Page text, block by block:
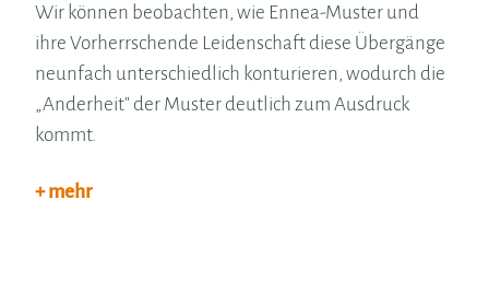
Wir können beobachten, wie Ennea-Muster und
ihre Vorherrschende Leidenschaft diese Übergänge
neunfach unterschiedlich konturieren, wodurch die
„Anderheit" der Muster deutlich zum Ausdruck
kommt.
+ mehr